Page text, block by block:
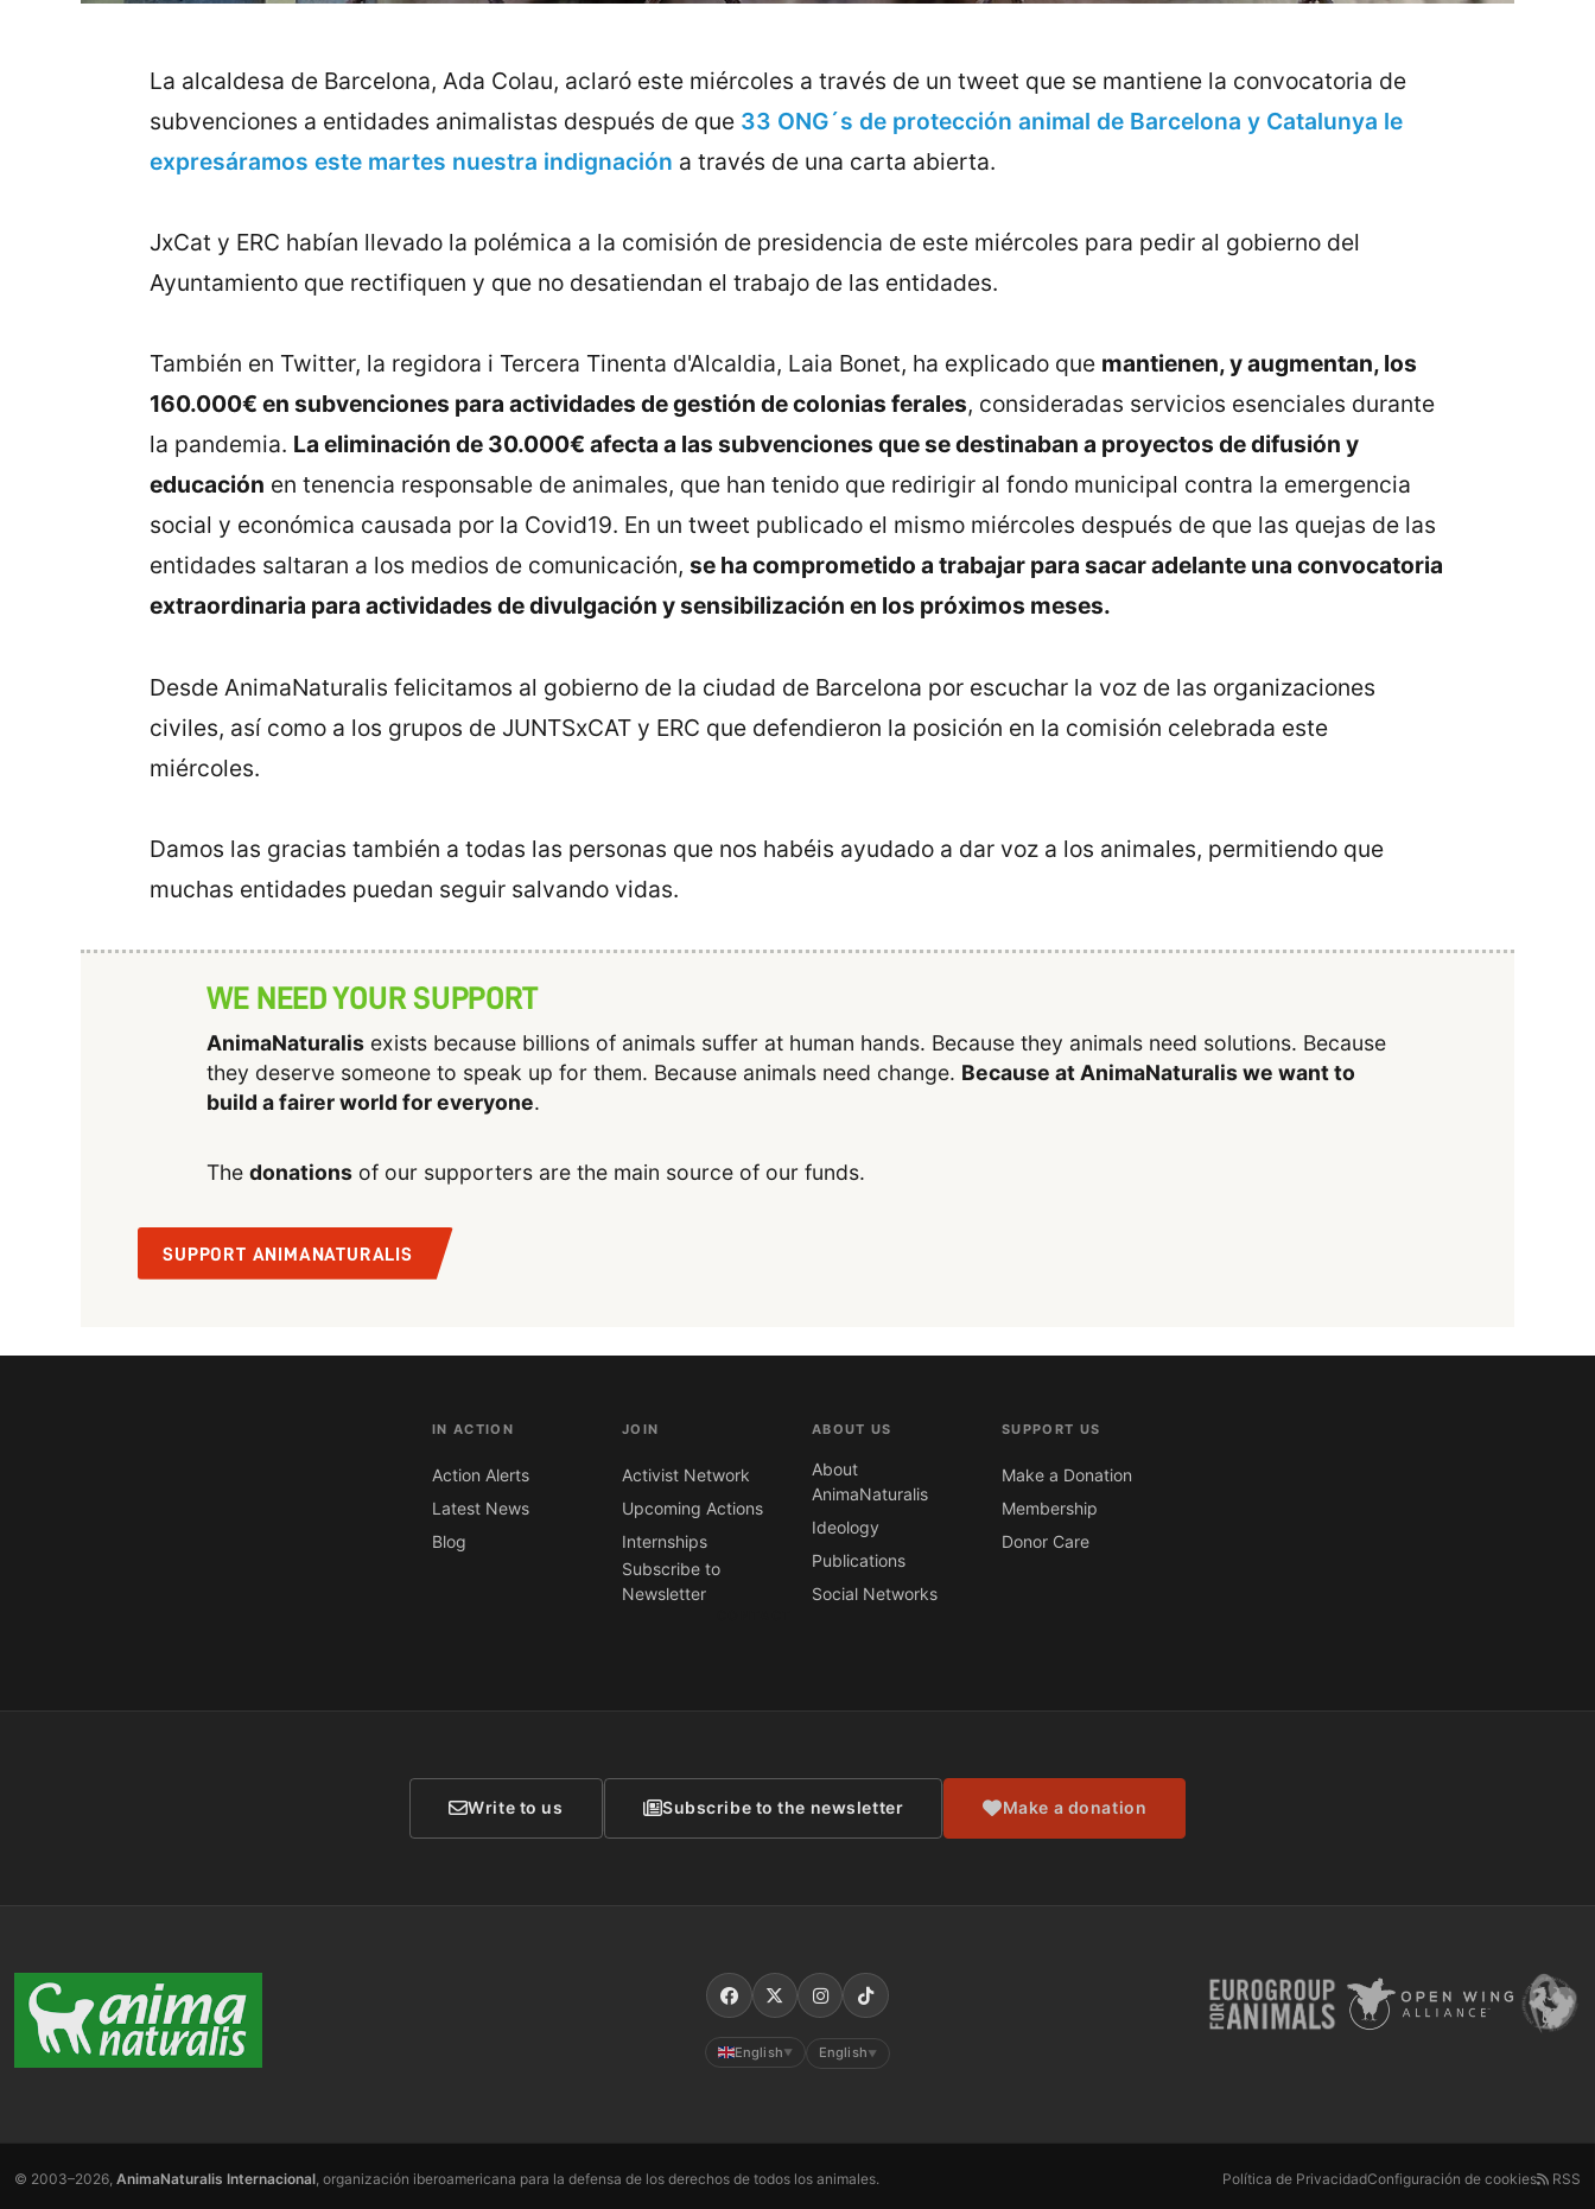
La alcaldesa de Barcelona, Ada Colau, aclaró este miércoles a través de un tweet que se mantiene la convocatoria de
subvenciones a entidades animalistas después de que 33 ONG´s de protección animal de Barcelona y Catalunya le
expresáramos este martes nuestra indignación a través de una carta abierta.
JxCat y ERC habían llevado la polémica a la comisión de presidencia de este miércoles para pedir al gobierno del
Ayuntamiento que rectifiquen y que no desatiendan el trabajo de las entidades.
También en Twitter, la regidora i Tercera Tinenta d'Alcaldia, Laia Bonet, ha explicado que mantienen, y augmentan, los
160.000€ en subvenciones para actividades de gestión de colonias ferales, consideradas servicios esenciales durante
la pandemia. La eliminación de 30.000€ afecta a las subvenciones que se destinaban a proyectos de difusión y
educación en tenencia responsable de animales, que han tenido que redirigir al fondo municipal contra la emergencia
social y económica causada por la Covid19. En un tweet publicado el mismo miércoles después de que las quejas de las
entidades saltaran a los medios de comunicación, se ha comprometido a trabajar para sacar adelante una convocatoria
extraordinaria para actividades de divulgación y sensibilización en los próximos meses.
Desde AnimaNaturalis felicitamos al gobierno de la ciudad de Barcelona por escuchar la voz de las organizaciones
civiles, así como a los grupos de JUNTSxCAT y ERC que defendieron la posición en la comisión celebrada este
miércoles.
Damos las gracias también a todas las personas que nos habéis ayudado a dar voz a los animales, permitiendo que
muchas entidades puedan seguir salvando vidas.
WE NEED YOUR SUPPORT
AnimaNaturalisexists because billions of animals suffer at human hands. Because they animals need solutions. Because
they deserve someone to speak up for them. Because animals need change. Because at AnimaNaturalis we want to
build a fairer world for everyone.
The donationsof our supporters are the main source of our funds.
SUPPORT ANIMANATURALIS
IN ACTION
Action Alerts
Latest News
Blog
JOIN
Activist Network
Upcoming Actions
Internships
Subscribe to
Newsletter
ABOUT US
About
AnimaNaturalis
Ideology
Publications
Social Networks
SUPPORT US
Make a Donation
Membership
Donor Care
Write to us Subscribe to the newsletter Make a donation
English ▼ English ▼
© 2003–2026, AnimaNaturalis Internacional , organización iberoamericana para la defensa de los derechos de todos los animales. Política de PrivacidadConfiguración de cookies RSS